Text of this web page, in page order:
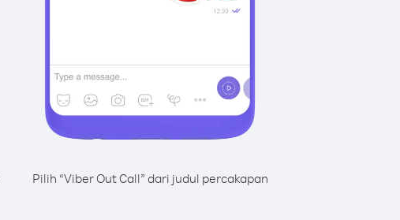
Pilih “Viber Out Call” dari judul percakapan